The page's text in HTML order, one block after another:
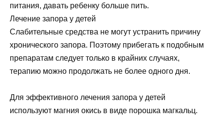
питания, давать ребенку больше пить.
Лечение запора у детей
Слабительные средства не могут устранить причину
хронического запора. Поэтому прибегать к подобным
препаратам следует только в крайних случаях,
терапию можно продолжать не более одного дня.
Для эффективного лечения запора у детей
используют магния окись в виде порошка магкальц.